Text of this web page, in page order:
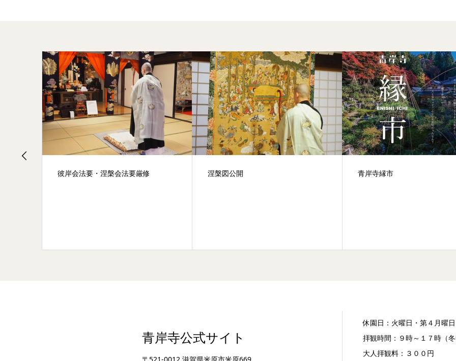
会法要・涅槃会法要厳修 涅槃図公開
「
分
青岸寺公式サイト
休園日：火曜日・第４月曜日
拝観時間：９時～１７時（冬
大人拝観料：３００円